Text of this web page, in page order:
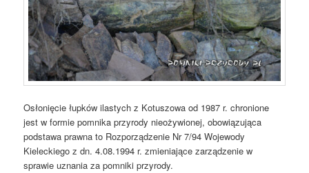
Osłonięcie łupków ilastych z Kotuszowa od 1987 r. chronione
jest w formie pomnika przyrody nieożywionej, obowiązująca
podstawa prawna to Rozporządzenie Nr 7/94 Wojewody
Kieleckiego z dn. 4.08.1994 r. zmieniające zarządzenie w
sprawie uznania za pomniki przyrody.